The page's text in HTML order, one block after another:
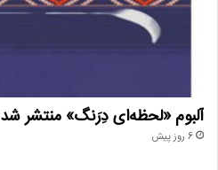
آلبوم «لحظه‌ای دِرَنگ» منتشر شد
6 روز پیش